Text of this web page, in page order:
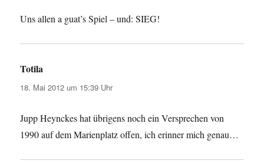
Uns allen a guat’s Spiel – und: SIEG!
Totila
18. Mai 2012 um 15:39 Uhr
Jupp Heynckes hat übrigens noch ein Versprechen von
1990 auf dem Marienplatz offen, ich erinner mich genau…